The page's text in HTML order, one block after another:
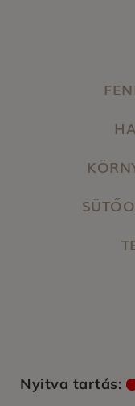
Nyitva tartás: